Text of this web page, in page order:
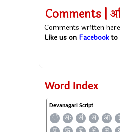
Comments |
Comments written
Like us on Facebookto
Word Index
Devanagari Script
ँ अः अं अ आ